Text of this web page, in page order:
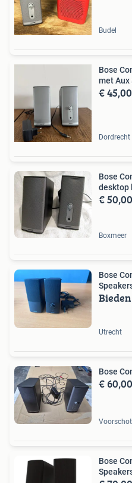
Budel
Bose
met
€ 45,00
Dordrecht
Bose
desktop
€ 50,00
Boxmeer
Bose
Bieden
Utrecht
Bose
€ 60,00
Bose